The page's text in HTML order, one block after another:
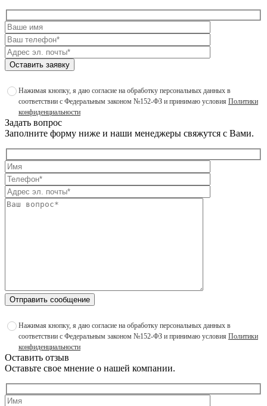
Оставить заявку
Нажимая кнопку, я даю согласие на обработку персональных данных в
соответствии с Федеральным законом №152-ФЗ и принимаю условия Политики
конфиденциальности
Задать вопрос
Заполните форму ниже и наши менеджеры свяжутся с Вами.
Отправить сообщение
Нажимая кнопку, я даю согласие на обработку персональных данных в
соответствии с Федеральным законом №152-ФЗ и принимаю условия Политики
конфиденциальности
Оставить отзыв
Оставьте свое мнение о нашей компании.